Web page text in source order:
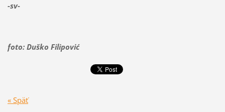
-sv-
foto: Duško Filipović
« Späť